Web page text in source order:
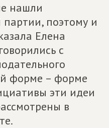
нашли
поэтому и
Елена
с
форме – форме
эти идеи
в